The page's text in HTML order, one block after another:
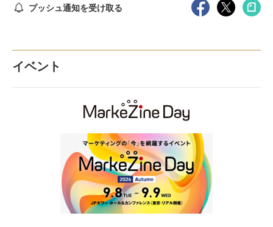
プッシュ通知を受け取る
イベント